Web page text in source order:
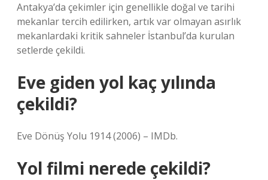
Antakya’da çekimler için genellikle doğal ve tarihi
mekanlar tercih edilirken, artık var olmayan asırlık
mekanlardaki kritik sahneler İstanbul’da kurulan
setlerde çekildi.
Eve giden yol kaç yılında
çekildi?
Eve Dönüş Yolu 1914 (2006) – IMDb.
Yol filmi nerede çekildi?